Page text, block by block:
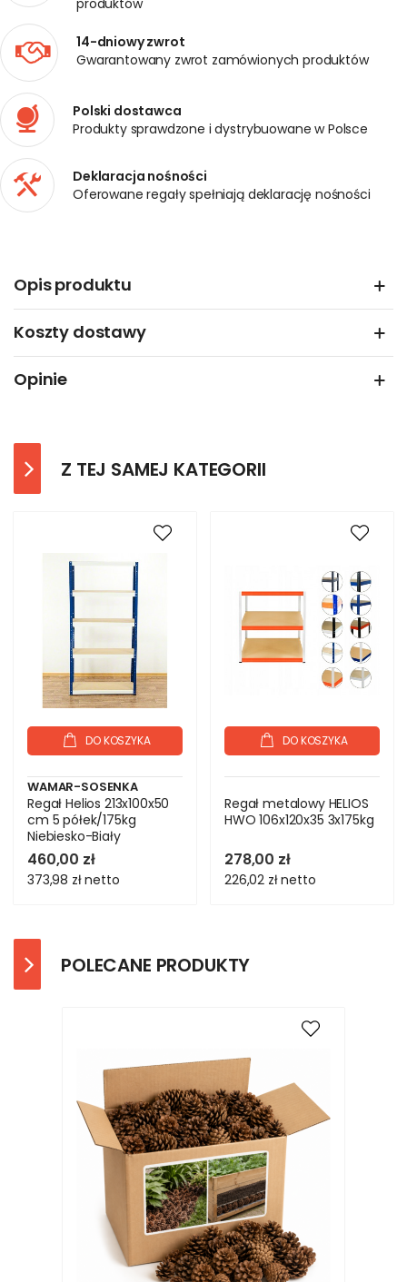
produktów
14-dniowy zwrot
Gwarantowany zwrot zamówionych produktów
Polski dostawca
Produkty sprawdzone i dystrybuowane w Polsce
Deklaracja nośności
Oferowane regały spełniają deklarację nośności
Opis produktu
Koszty dostawy
Opinie
Z TEJ SAMEJ KATEGORII
DO KOSZYKA
WAMAR-SOSENKA
Regał Helios 213x100x50
cm 5 półek/175kg
Niebiesko-Biały
460,00 zł
373,98 złnetto
DO KOSZYKA
Regał metalowy HELIOS
HWO 106x120x35 3x175kg
278,00 zł
226,02 złnetto
POLECANE PRODUKTY